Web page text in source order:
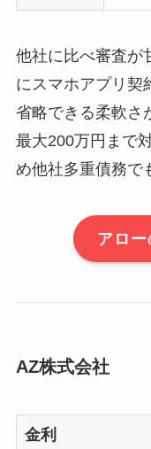
他社に比べ審査が
にスマホアプリ契
省略できる柔軟さ
最大200万円まで
め他社多重債務で
アロ
AZ株式会社
金利